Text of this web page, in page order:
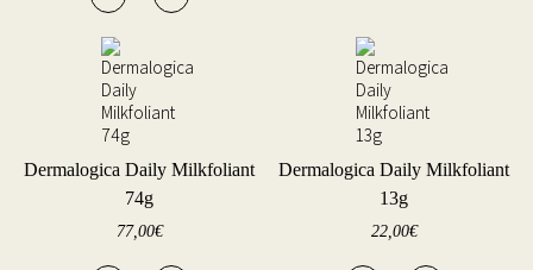
Dermalogica Daily Milkfoliant
74g
77,00€
Dermalogica Daily Milkfoliant
13g
22,00€